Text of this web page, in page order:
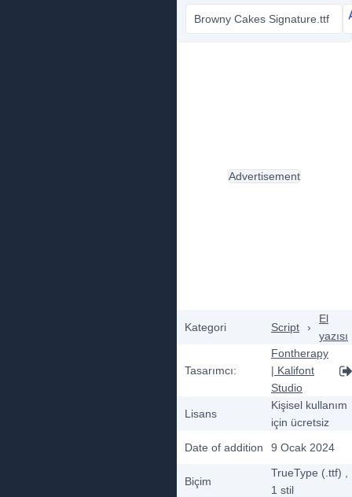
Browny Cakes Signature.ttf
Kategori Script ›
El
yazısı
Tasarımcı:
Fontherapy
| Kalifont
Studio
Lisans
Kişisel kullanım
için ücretsiz
Date of addition
9 Ocak 2024
Biçim
TrueType (.ttf)
1 stil
Advertisement